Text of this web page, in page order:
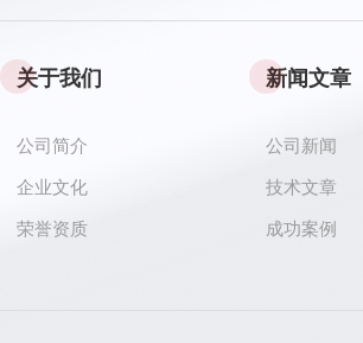
关于我们
公司简介
企业文化
荣誉资质
新闻文章
公司新闻
技术文章
成功案例